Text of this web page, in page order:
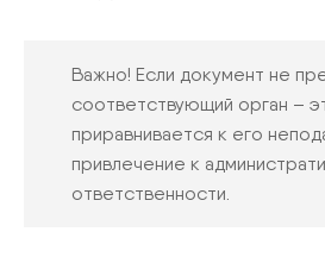
Важно! Если документ не
соответствующий орган –
приравнивается к его
привлечение к
ответственности.